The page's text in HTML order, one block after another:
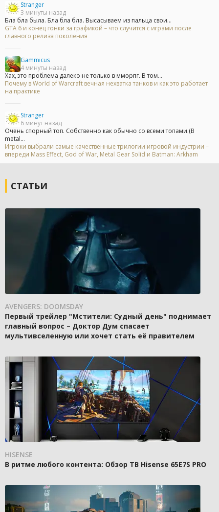
Stranger
3 минуты назад
Бла бла была. Бла бла бла. Высасываем из пальца свои...
GTA 6 и конец гонки за графикой – что случится с играми после
главного релиза поколения
Gammicus
4 минуты назад
Хах, это проблема далеко не только в мморпг. В том...
Почему в World of Warcraft вечная нехватка танков и как это работает
на практике
Stranger
6 минут назад
Очень спорный топ. Собственно как обычно со всеми топами.(В
metal...
Игроки выбрали самые качественные трилогии игровой индустрии –
впереди Mass Effect, God of War, Metal Gear Solid и Batman: Arkham
СТАТЬИ
AVENGERS: DOOMSDAY
Первый трейлер "Мстители: Судный день" поднимает
главный вопрос – Доктор Дум спасает
мультивселенную или хочет стать её правителем
HISENSE
В ритме любого контента: Обзор ТВ Hisense 65E7S PRO